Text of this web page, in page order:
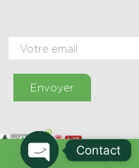
Envoyer
Contact